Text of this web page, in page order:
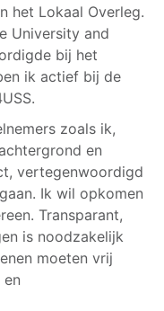
het Lokaal Overleg.
University and
bij het
ik actief bij de
zoals ik,
en
vertegenwoordigd
Ik wil opkomen
Transparant,
is noodzakelijk
moeten vrij